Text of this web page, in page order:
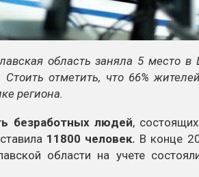
область заняла 5 место
отметить, что 66%
региона.
безработных людей,
11800 человек. В конце
области на учете